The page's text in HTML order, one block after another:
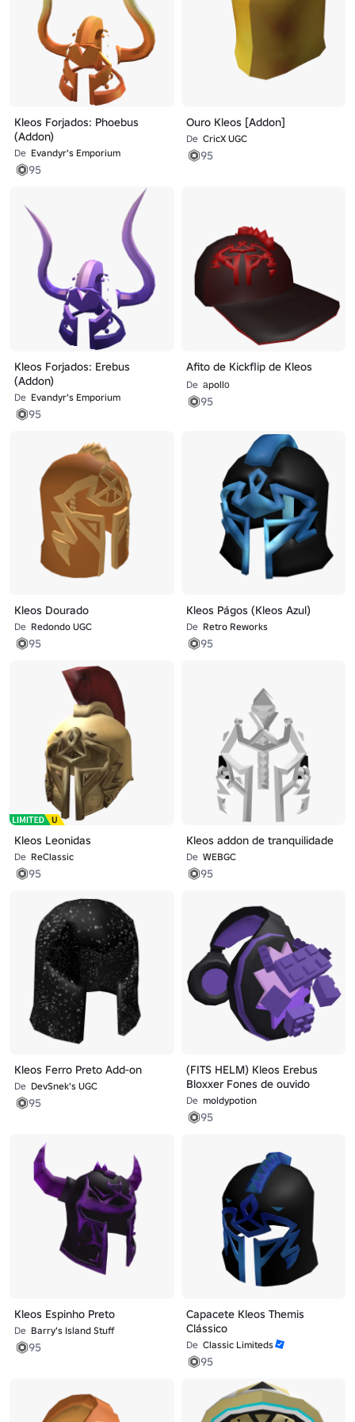
Kleos Forjados: Phoebus
(Addon)
De Evandyr's Emporium
95
Ouro Kleos [Addon]
De CricX UGC
95
Kleos Forjados: Erebus
(Addon)
De Evandyr's Emporium
95
Afito de Kickflip de Kleos
De аpollο
95
Kleos Dourado
De Redondo UGC
95
Kleos Págos (Kleos Azul)
De Retro Reworks
95
Kleos Leonidas
De ReClassic
95
Kleos addon de tranquilidade
De WEBGC
95
Kleos Ferro Preto Add-on
De DevSnek's UGC
95
(FITS HELM) Kleos Erebus
Bloxxer Fones de ouvido
De moldypotion
95
Kleos Espinho Preto
De Barry's Island Stuff
95
Capacete Kleos Themis
Clássico
De Classic Limiteds
95